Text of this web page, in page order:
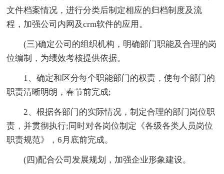
文件档案情况，进行分类后制定相应的归档制度及流
程，加强公司内网及crm软件的应用。
(三)确定公司的组织机构，明确部门职能及合理的岗
位编制，为绩效考核提供依据。
1、确定和区分每个职能部门的权责，使每个部门的
职责清晰明朗，春节前完成;
2、根据各部门的实际情况，制定合理的部门岗位职
责，并贯彻执行;同时对各岗位制定《各级各类人员岗位
职责规范》，6月底前完成。
(四)配合公司发展规划，加强企业形象建设。